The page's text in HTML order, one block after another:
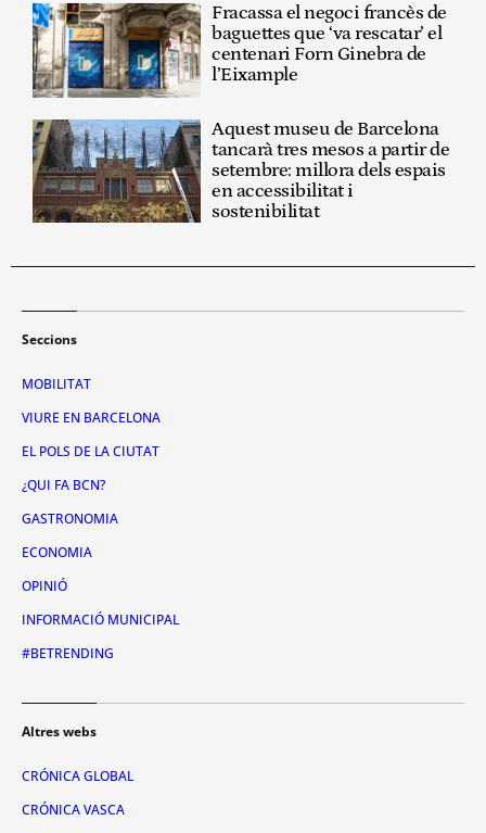
Fracassa el negoci francès de
baguettes que ‘va rescatar’ el
centenari Forn Ginebra de
l’Eixample
Aquest museu de Barcelona
tancarà tres mesos a partir de
setembre: millora dels espais
en accessibilitat i
sostenibilitat
Seccions
MOBILITAT
VIURE EN BARCELONA
EL POLS DE LA CIUTAT
¿QUI FA BCN?
GASTRONOMIA
ECONOMIA
OPINIÓ
INFORMACIÓ MUNICIPAL
#BETRENDING
Altres webs
CRÓNICA GLOBAL
CRÓNICA VASCA